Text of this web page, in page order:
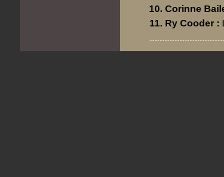
Corinne
Ry Cooder :